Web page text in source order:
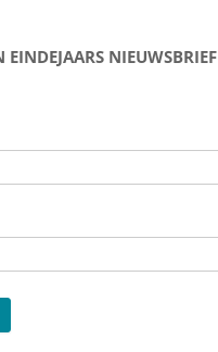
EINDEJAARS NIEUWSBRIEF